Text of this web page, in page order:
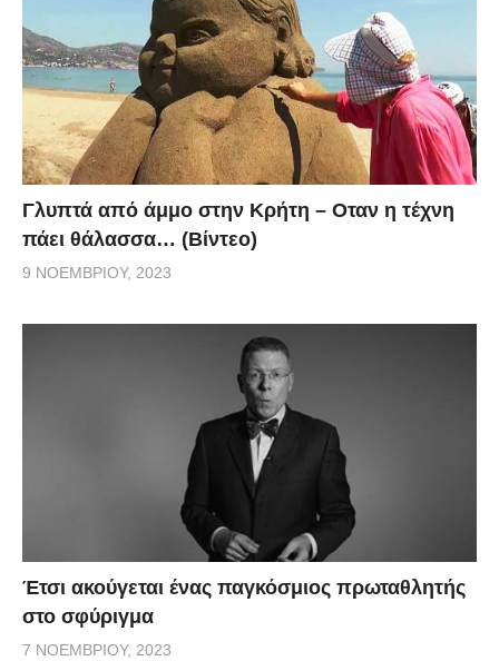
Γλυπτά από άμμο στην Κρήτη – Οταν η τέχνη
πάει θάλασσα… (Βίντεο)
9 ΝΟΕΜΒΡΊΟΥ, 2023
Έτσι ακούγεται ένας παγκόσμιος πρωταθλητής
στο σφύριγμα
7 ΝΟΕΜΒΡΊΟΥ, 2023